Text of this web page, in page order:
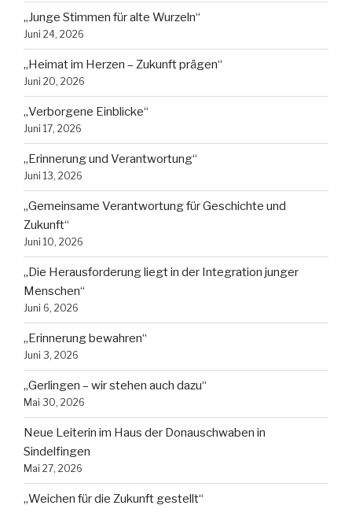
„Junge Stimmen für alte Wurzeln“
Juni 24, 2026
„Heimat im Herzen – Zukunft prägen“
Juni 20, 2026
„Verborgene Einblicke“
Juni 17, 2026
„Erinnerung und Verantwortung“
Juni 13, 2026
„Gemeinsame Verantwortung für Geschichte und
Zukunft“
Juni 10, 2026
„Die Herausforderung liegt in der Integration junger
Menschen“
Juni 6, 2026
„Erinnerung bewahren“
Juni 3, 2026
„Gerlingen – wir stehen auch dazu“
Mai 30, 2026
Neue Leiterin im Haus der Donauschwaben in
Sindelfingen
Mai 27, 2026
„Weichen für die Zukunft gestellt“